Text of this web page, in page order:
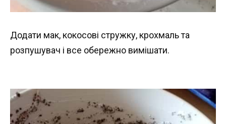
Додати мак, кокосові стружку, крохмаль та
розпушувач і все обережно вимішати.